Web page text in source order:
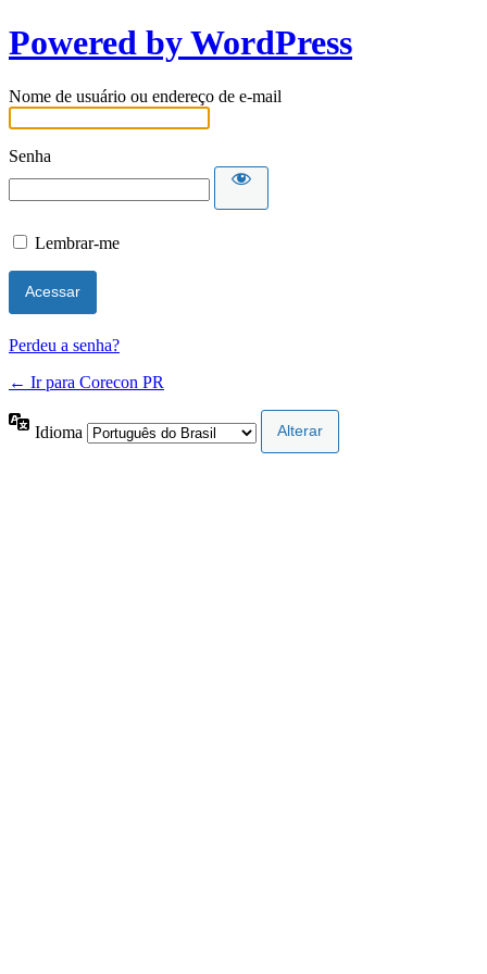
Powered by WordPress
Nome de usuário ou endereço de e-mail
Senha
Lembrar-me
Perdeu a senha?
← Ir para Corecon PR
Idioma